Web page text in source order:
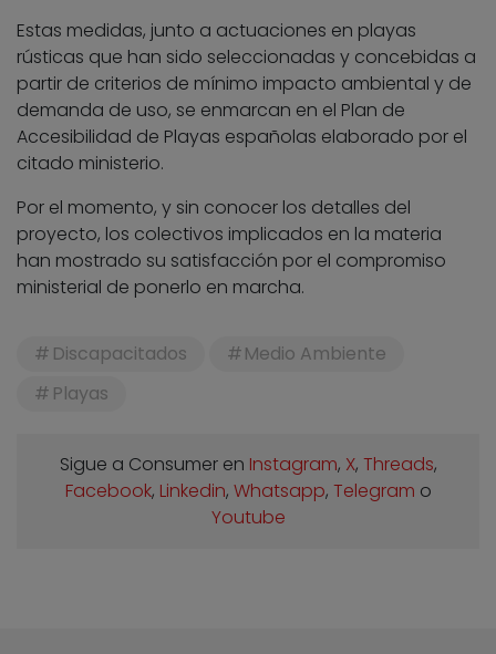
Estas medidas, junto a actuaciones en playas
rústicas que han sido seleccionadas y concebidas a
partir de criterios de mínimo impacto ambiental y de
demanda de uso, se enmarcan en el Plan de
Accesibilidad de Playas españolas elaborado por el
citado ministerio.
Por el momento, y sin conocer los detalles del
proyecto, los colectivos implicados en la materia
han mostrado su satisfacción por el compromiso
ministerial de ponerlo en marcha.
Discapacitados
Medio Ambiente
Playas
Sigue a Consumer en Instagram, X, Threads,
Facebook, Linkedin, Whatsapp, Telegram o
Youtube